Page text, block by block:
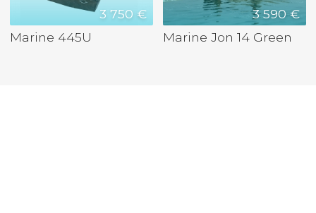
3 750 €
Marine 445U
3 590 €
Marine Jon 14 Green